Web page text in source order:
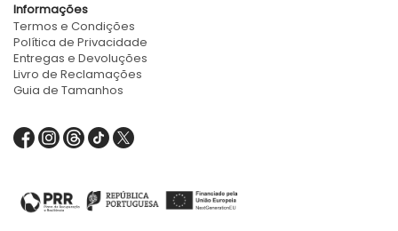
Informações
Termos e Condições
Política de Privacidade
Entregas e Devoluções
Livro de Reclamações
Guia de Tamanhos